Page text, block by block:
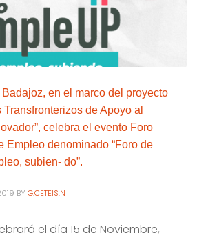
en el marco del proyecto
de Apoyo al
celebra el evento Foro
Empleo denominado “Foro de
subien- do”.
BY G.CETEIS.N
el día 15 de Noviembre,